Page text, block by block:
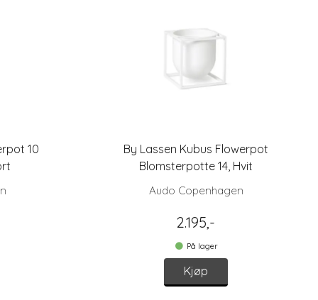
10
By Lassen Kubus Flowerpot
Blomsterpotte 14, Hvit
Audo Copenhagen
2.195,-
På lager
Kjøp